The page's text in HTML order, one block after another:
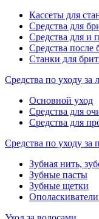
Кассеты для
Средства для
Средства для и
Средства после
Станки для
Средства по уходу за
Основной уход
Средства для
Средства для
Средства по уходу за
Зубная нить,
Зубные пасты
Зубные щетки